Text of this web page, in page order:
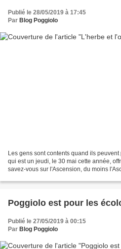
Publié le 28/05/2019 à 17:45
Par Blog Poggiolo
Les gens sont contents quand ils peuvent
qui est un jeudi, le 30 mai cette année,
savez-vous sur l'Ascension, du moins
Poggiolo est pour les
Publié le 27/05/2019 à 00:15
Par Blog Poggiolo